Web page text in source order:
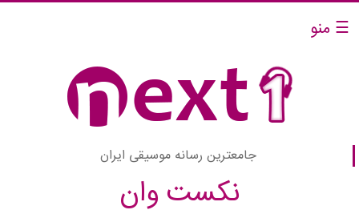
☰ منو
جامعترین رسانه موسیقی ایران
نکست وان